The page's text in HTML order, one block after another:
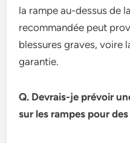
la rampe au-dessus de
recommandée peut
blessures graves, voire
garantie.
Q. Devrais-je prévoir
sur les rampes pour